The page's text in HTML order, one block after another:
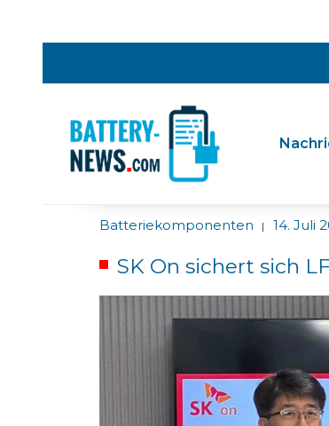
Batteriekomponenten | 14. Juli
SK On sichert sich